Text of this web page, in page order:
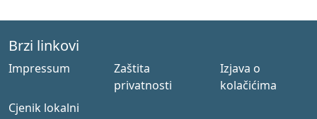
Brzi linkovi
Impressum
Zaštita
privatnosti
Izjava o
kolačićima
Cjenik lokalni